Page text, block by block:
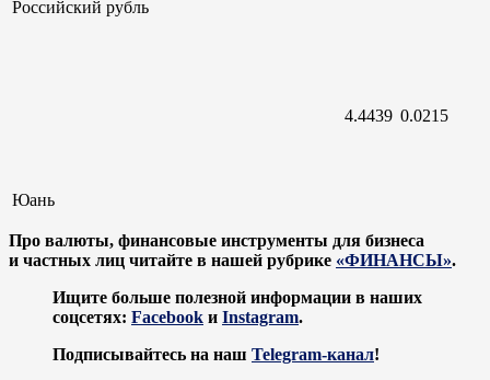
Российский рубль
Юань
4.4439 0.0215
Про валюты, финансовые инструменты для бизнеса
и частных лиц читайте в нашей рубрике «ФИНАНСЫ».
Ищите больше полезной информации в наших
соцсетях: Facebook и Instagram.
Подписывайтесь на наш Telegram-канал!